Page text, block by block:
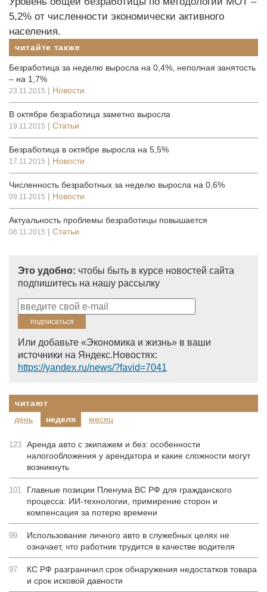
5,2% от численности экономически активного
населения.
читайте также
Безработица за неделю выросла на 0,4%, неполная занятость
– на 1,7%
23.11.2015 | Новости
В октябре безработица заметно выросла
19.11.2015 | Статьи
Безработица в октябре выросла на 5,5%
17.11.2015 | Новости
Численность безработных за неделю выросла на 0,6%
09.11.2015 | Новости
Актуальность проблемы безработицы повышается
06.11.2015 | Статьи
Это удобно: чтобы быть в курсе новостей сайта
подпишитесь на нашу рассылку
Или добавьте «Экономика и жизнь» в ваши
источники на Яндекс.Новостях:
https://yandex.ru/news/?favid=7041
читают
день
неделя месяц
123 Аренда авто с экипажем и без: особенности
налогообложения у арендатора и какие сложности могут
возникнуть
101
Главные позиции Пленума ВС РФ для гражданского
процесса: ИИ-технологии, примирение сторон и
компенсация за потерю времени
99
Использование личного авто в служебных целях не
означает, что работник трудится в качестве водителя
97
КС РФ разграничил срок обнаружения недостатков товара
и срок исковой давности